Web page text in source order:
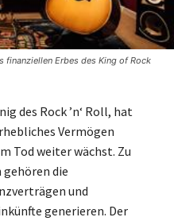
finanziellen Erbes des King of Rock
des Rock ’n‘ Roll, hat
Vermögen
Tod weiter wächst. Zu
die
und
generieren. Der